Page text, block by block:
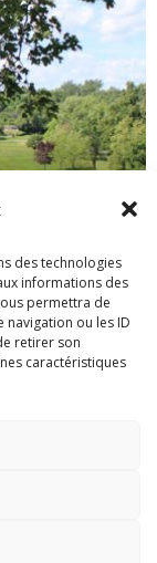
des technologies
informations des
permettra de
ou les ID
retirer son
caractéristiques
d'antan